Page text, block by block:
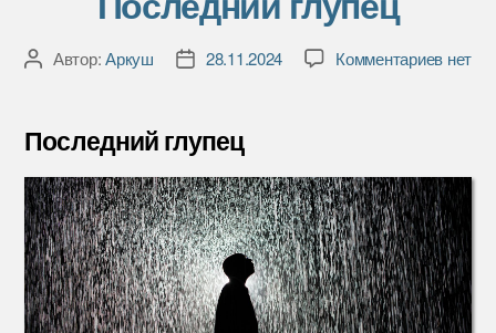
АвторАвтор:Аркуш
Дата28.11.2024 Комментариевкнет
Последний глупец